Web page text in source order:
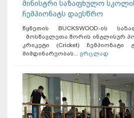
მინისტრი საზაფხულო
ჩემპიონატს დაესწრო
წყნეთის BUCKSWOOD-ის
მოსწავლეთა შორის ინგლისურ
კრიკეტი (Cricket) ჩემპიონატი
მიმდინარეობას... ვრცლად